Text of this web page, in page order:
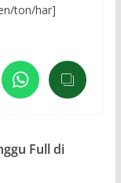
ton/har]
Full di